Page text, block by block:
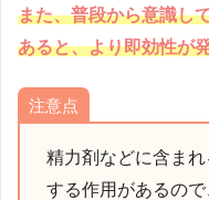
また、普段から意識し
あると、より即効性が
注意点
精力剤などに含ま
する作用があるの